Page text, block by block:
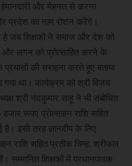
और मेहनत से करना
प्रदेश का नाम रोशन करेंगे।
जब शिक्षकों ने समाज और देश को
और लगन को प्रोत्साहित करने के
की सराहना करते हुए बताया
था। कार्यक्रम को श्री विजय
श्री नंदकुमार साहू ने भी संबोधित
हजार रूपए प्रोत्साहन राशि सहित
इसी तरह ज्ञानदीप के लिए
राशि सहित प्रतीक चिन्ह, श्रीफल
सम्मानित शिक्षकों में प्रधानपाठक